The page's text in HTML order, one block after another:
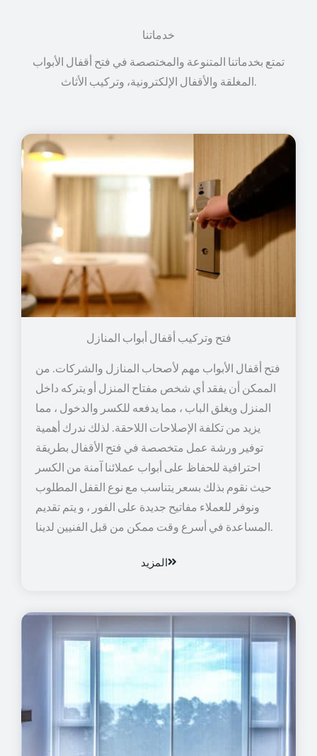
خدماتنا
تمتع بخدماتنا المتنوعة والمختصصة في فتح أقفال الأبواب
فتح وتركيب أقفال أبواب المنازل
فتح أقفال الأبواب مهم لأصحاب المنازل والشركات. من
الممكن أن يفقد أي شخص مفتاح المنزل أو يتركه داخل
المنزل ويغلق الباب ، مما يدفعه للكسر والدخول ، مما
يزيد من تكلفة الإصلاحات اللاحقة. لذلك ندرك أهمية
توفير ورشة عمل متخصصة في فتح الأقفال بطريقة
احترافية للحفاظ على أبواب عملائنا آمنة من الكسر
حيث نقوم بذلك بسعر يتناسب مع نوع القفل المطلوب
ونوفر للعملاء مفاتيح جديدة على الفور ، و يتم تقديم
المساعدة في أسرع وقت ممكن من قبل الفنيين لدينا.
المزيد